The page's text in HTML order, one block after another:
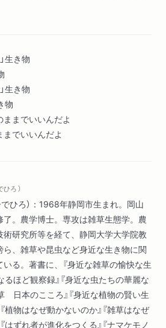
生き物
生き物
物
までいいんだよ
でいいんだよ
ろ ）
ひろ）：1968年静岡市生まれ。岡山
。農学博士。専攻は雑草生態学。農
研究所等を経て、静岡大学大学院教
、雑草や昆虫など身近な生き物に関
る。著書に、『身近な雑草の愉快な生
るほど観察録』『身近な虫たちの華麗な
日本のこころ』『身近な植物の賢い生
植物はなぜ動かないのか』『雑草はなぜ
はずれ者が進化をつくる』『ナマケモノ